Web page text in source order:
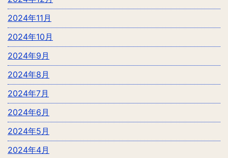
2024年11月
2024年10月
2024年9月
2024年8月
2024年7月
2024年6月
2024年5月
2024年4月